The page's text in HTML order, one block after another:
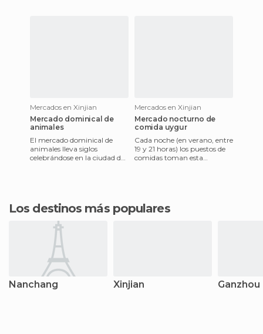
Mercados en Xinjian
Mercado dominical de
animales
El mercado dominical de
animales lleva siglos
celebrándose en la ciudad de
Mercados en Xinjian
Mercado nocturno de
comida uygur
Cada noche (en verano, entre
19 y 21 horas) los puestos de
comidas toman esta
Los destinos más populares
Nanchang Xinjian Ganzhou